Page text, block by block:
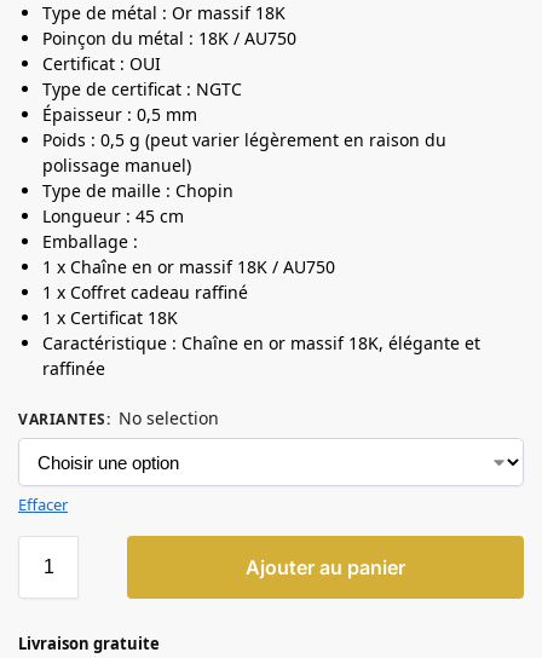
Type de métal : Or massif 18K
Poinçon du métal : 18K / AU750
Certificat : OUI
Type de certificat : NGTC
Épaisseur : 0,5 mm
Poids : 0,5 g (peut varier légèrement en raison du
polissage manuel)
Type de maille : Chopin
Longueur : 45 cm
Emballage :
1 x Chaîne en or massif 18K / AU750
1 x Coffret cadeau raffiné
1 x Certificat 18K
Caractéristique : Chaîne en or massif 18K, élégante et
raffinée
VARIANTES: No selection
Effacer
Ajouter au panier
Livraison gratuite